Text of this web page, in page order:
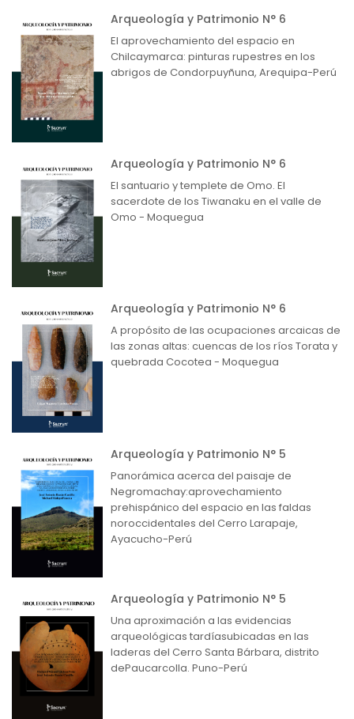
Arqueología y Patrimonio N° 6
El aprovechamiento del espacio en
Chilcaymarca: pinturas rupestres en los
abrigos de Condorpuyñuna, Arequipa-Perú
Arqueología y Patrimonio N° 6
El santuario y templete de Omo. El
sacerdote de los Tiwanaku en el valle de
Omo - Moquegua
Arqueología y Patrimonio N° 6
A propósito de las ocupaciones arcaicas de
las zonas altas: cuencas de los ríos Torata y
quebrada Cocotea - Moquegua
Arqueología y Patrimonio N° 5
Panorámica acerca del paisaje de
Negromachay:aprovechamiento
prehispánico del espacio en las faldas
noroccidentales del Cerro Larapaje,
Ayacucho-Perú
Arqueología y Patrimonio N° 5
Una aproximación a las evidencias
arqueológicas tardíasubicadas en las
laderas del Cerro Santa Bárbara, distrito
dePaucarcolla. Puno-Perú